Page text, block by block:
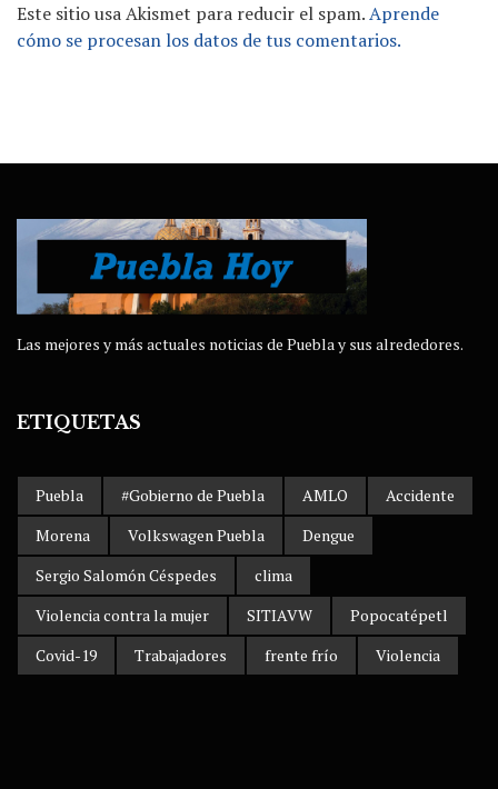
Este sitio usa Akismet para reducir el spam.Aprende
cómo se procesan los datos de tus comentarios.
Las mejores y más actuales noticias de Puebla y sus alrededores.
ETIQUETAS
Puebla #Gobierno de Puebla AMLO
Accidente
Morena
Volkswagen Puebla
Dengue
Sergio Salomón Céspedes
clima
Violencia contra la mujer
SITIAVW
Popocatépetl
Covid-19
Trabajadores frente frío Violencia